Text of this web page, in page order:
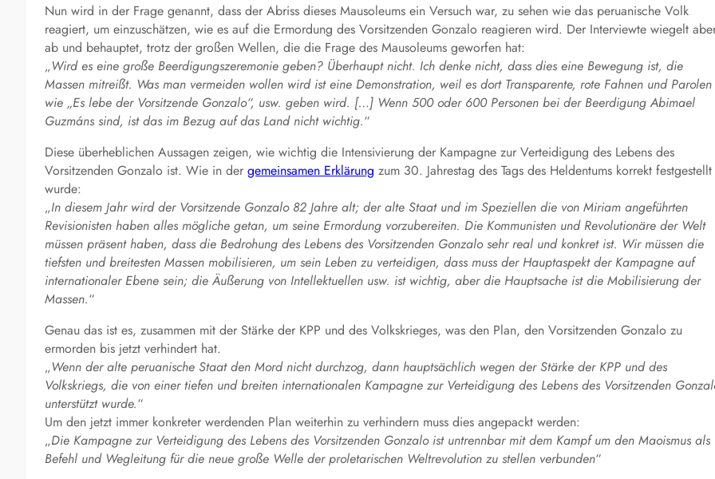
Nun wird in der Frage genannt, dass der Abriss dieses Mausoleums ein Versuch war, zu sehen wie das peruanische Volk
reagiert, um einzuschätzen, wie es auf die Ermordung des Vorsitzenden Gonzalo reagieren wird. Der Interviewte wiegelt
ab und behauptet, trotz der großen Wellen, die die Frage des Mausoleums geworfen hat:
„Wird es eine große Beerdigungszeremonie geben? Überhaupt nicht. Ich denke nicht, dass dies eine Bewegung ist, die
Massen mitreißt. Was man vermeiden wollen wird ist eine Demonstration, weil es dort Transparente, rote Fahnen und Parolen
wie „Es lebe der Vorsitzende Gonzalo“, usw. geben wird. […] Wenn 500 oder 600 Personen bei der Beerdigung Abimael
Guzmáns sind, ist das im Bezug auf das Land nicht wichtig.“
Diese überheblichen Aussagen zeigen, wie wichtig die Intensivierung der Kampagne zur Verteidigung des Lebens des
Vorsitzenden Gonzalo ist. Wie in der gemeinsamen Erklärung zum 30. Jahrestag des Tags des Heldentums korrekt festgestellt
wurde:
„In diesem Jahr wird der Vorsitzende Gonzalo 82 Jahre alt; der alte Staat und im Speziellen die von Miriam angeführten
Revisionisten haben alles mögliche getan, um seine Ermordung vorzubereiten. Die Kommunisten und Revolutionäre der Welt
müssen präsent haben, dass die Bedrohung des Lebens des Vorsitzenden Gonzalo sehr real und konkret ist. Wir müssen die
tiefsten und breitesten Massen mobilisieren, um sein Leben zu verteidigen, dass muss der Hauptaspekt der Kampagne auf
internationaler Ebene sein; die Äußerung von Intellektuellen usw. ist wichtig, aber die Hauptsache ist die Mobilisierung der
Massen.“
Genau das ist es, zusammen mit der Stärke der KPP und des Volkskrieges, was den Plan, den Vorsitzenden Gonzalo zu
ermorden bis jetzt verhindert hat.
„Wenn der alte peruanische Staat den Mord nicht durchzog, dann hauptsächlich wegen der Stärke der KPP und des
Volkskriegs, die von einer tiefen und breiten internationalen Kampagne zur Verteidigung des Lebens des Vorsitzenden
unterstützt wurde.“
Um den jetzt immer konkreter werdenden Plan weiterhin zu verhindern muss dies angepackt werden:
„Die Kampagne zur Verteidigung des Lebens des Vorsitzenden Gonzalo ist untrennbar mit dem Kampf um den Maoismus als
Befehl und Wegleitung für die neue große Welle der proletarischen Weltrevolution zu stellen verbunden“